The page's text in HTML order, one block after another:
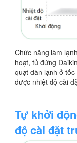
Chức năng làm
hoạt, tủ đứng
quạt dàn lạnh ở
được nhiệt độ cài
Tự khởi
độ cài đặt